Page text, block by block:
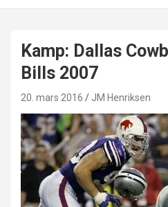
Kamp: Dallas
Bills 2007
20. mars 2016 JM Henriksen